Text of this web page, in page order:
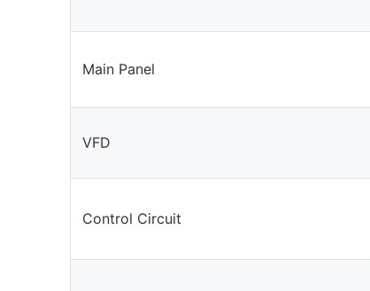
Main Panel
VFD
Control Circuit